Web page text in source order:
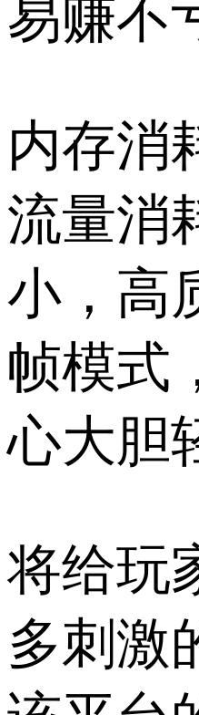
易赚不
内存消
流量消
小，高
帧模式
心大胆
将给玩
多刺激